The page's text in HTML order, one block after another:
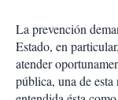
La prevención
Estado, en
atender
pública, una de